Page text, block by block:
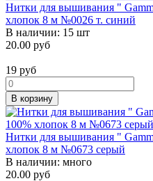
Нитки для вышивания "
хлопок 8 м №0026 т. синий
В наличии: 15 шт
20.00 руб
19 руб
В корзину
Нитки для вышивания "
хлопок 8 м №0673 серый
В наличии: много
20.00 руб